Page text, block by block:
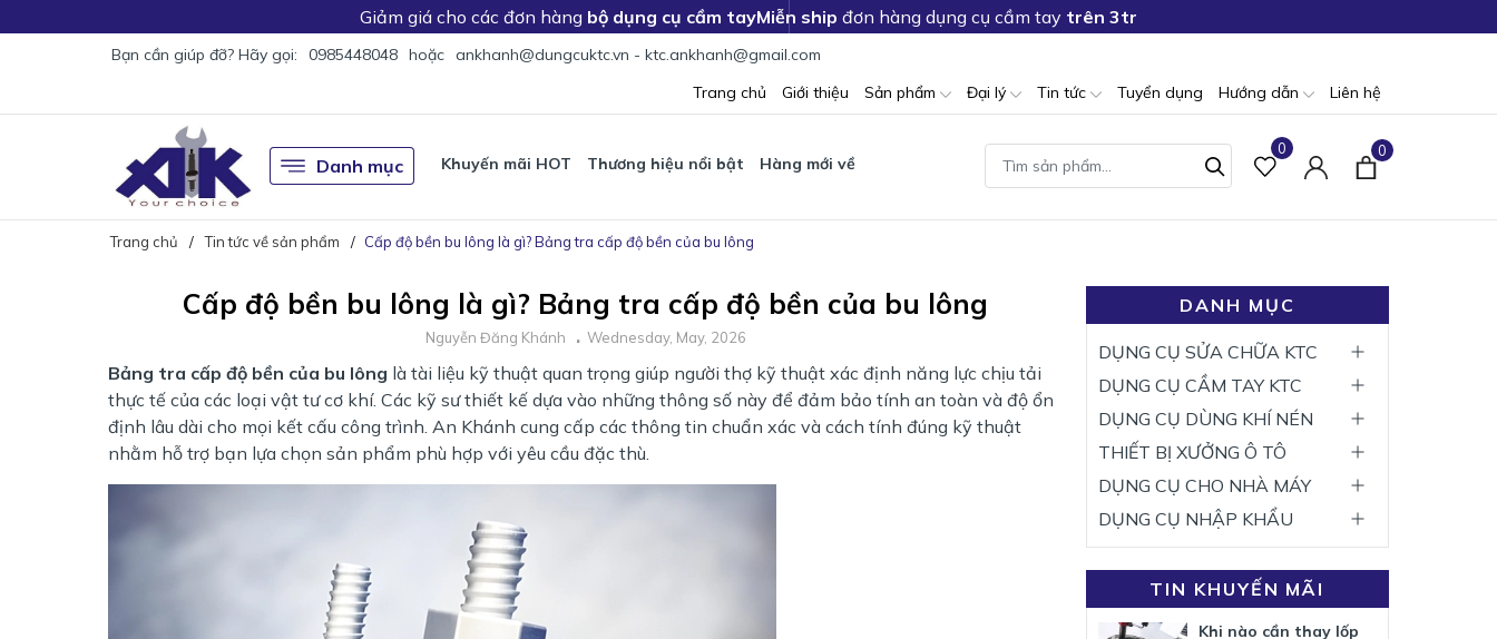
Giảm giá cho các đơn hàng bộ dụng cụ cầm tayMiễn ship đơn hàng dụng cụ cầm tay trên 3tr
Bạn cần giúp đỡ? Hãy gọi: 0985448048 hoặc ankhanh@dungcuktc.vn - ktc.ankhanh@gmail.com
Trang chủ
Giới thiệu Sản phẩm Đại lý Tin tức Tuyển dụng Hướng dẫn Liên hệ
Danh mục Khuyến mãi HOT Thương hiệu nổi bật Hàng mới về
0 0
Trang chủ Tin tức về sản phẩm Cấp độ bền bu lông là gì? Bảng tra cấp độ bền của bu lông
Cấp độ bền bu lông là gì? Bảng tra cấp độ bền của bu lông
Nguyễn Đăng Khánh Wednesday, May, 2026
Bảng tra cấp độ bền của bu lông là tài liệu kỹ thuật quan trọng giúp người thợ kỹ thuật xác định năng lực chịu tải
thực tế của các loại vật tư cơ khí. Các kỹ sư thiết kế dựa vào những thông số này để đảm bảo tính an toàn và độ ổn
định lâu dài cho mọi kết cấu công trình. An Khánh cung cấp các thông tin chuẩn xác và cách tính đúng kỹ thuật
nhằm hỗ trợ bạn lựa chọn sản phẩm phù hợp với yêu cầu đặc thù.
DANH MỤC
DỤNG CỤ SỬA CHỮA KTC
DỤNG CỤ CẦM TAY KTC
DỤNG CỤ DÙNG KHÍ NÉN
THIẾT BỊ XƯỞNG Ô TÔ
DỤNG CỤ CHO NHÀ MÁY
DỤNG CỤ NHẬP KHẨU
TIN KHUYẾN MÃI
Khi nào cần thay lốp